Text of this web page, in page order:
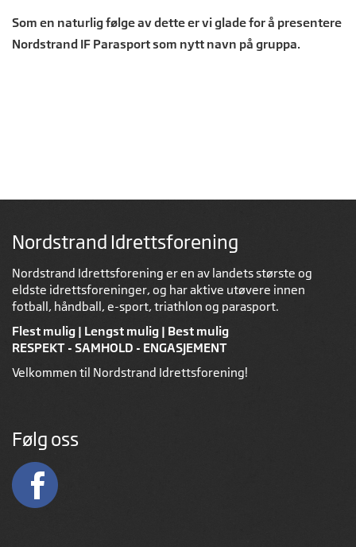
Som en naturlig følge av dette er vi glade for å presentere
Nordstrand IF Parasport som nytt navn på gruppa.
Nordstrand Idrettsforening
Nordstrand Idrettsforening er en av landets største og
eldste idrettsforeninger, og har aktive utøvere innen
fotball, håndball, e-sport, triathlon og parasport.
Flest mulig | Lengst mulig | Best mulig
RESPEKT - SAMHOLD - ENGASJEMENT
Velkommen til Nordstrand Idrettsforening!
Følg oss